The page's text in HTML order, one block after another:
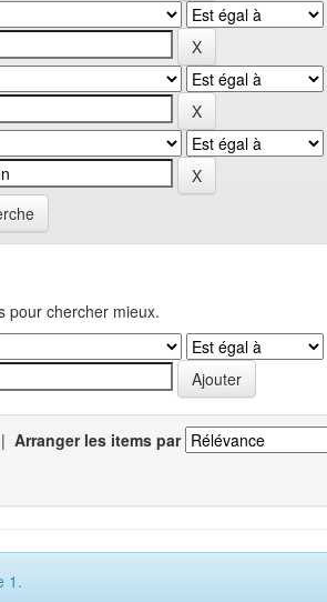
pour chercher mieux.
| Arranger les items par
1.